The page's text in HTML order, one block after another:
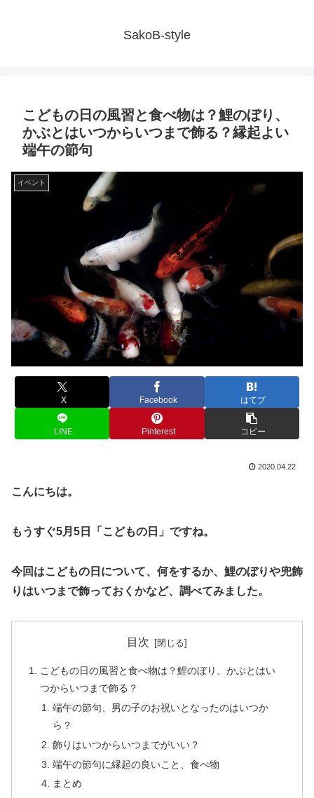
SakoB-style
こどもの日の風習と食べ物は？鯉のぼり、
かぶとはいつからいつまで飾る？縁起よい
端午の節句
イベント
X Facebook はてブ
LINE Pinterest コピー
2020.04.22
こんにちは。
もうすぐ5月5日「こどもの日」ですね。
今回はこどもの日について、何をするか、鯉のぼりや兜飾
りはいつまで飾っておくかなど、調べてみました。
目次
こどもの日の風習と食べ物は？鯉のぼり、かぶとはい
つからいつまで飾る？
端午の節句、男の子のお祝いとなったのはいつか
ら？
飾りはいつからいつまでがいい？
端午の節句に縁起の良いこと、食べ物
まとめ